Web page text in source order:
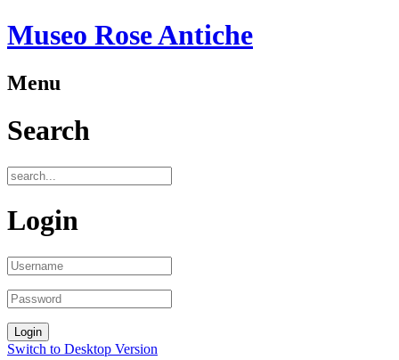
Museo Rose Antiche
Menu
Search
Login
Switch to Desktop Version